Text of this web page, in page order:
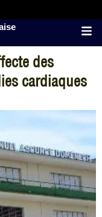
des
cardiaques